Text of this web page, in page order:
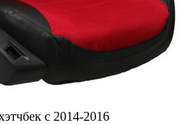
с 2014-2016